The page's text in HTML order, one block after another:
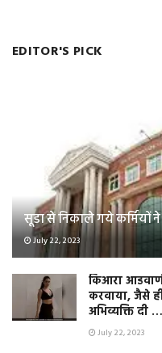
EDITOR'S PICK
सूडा से निकाले गये कर्मियों
July 22, 2023
किआरा
करवाया, जैसे
अभिव्यक्ति दी
July 22, 2023